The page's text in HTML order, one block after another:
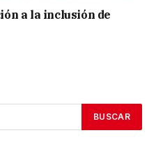
a la inclusión de